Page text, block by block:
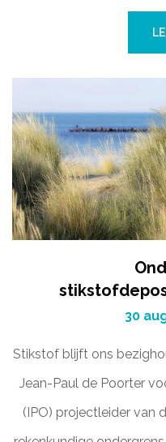
30
Stikstof blijft ons
Jean-Paul de Poorter
(IPO) projectleider van